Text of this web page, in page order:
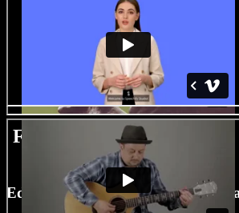
Funcionalitats del Creador
amb IA
Edita pel·lícules com un